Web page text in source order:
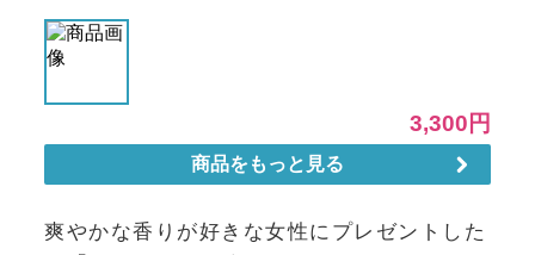
爽やかな香りが好きな女性にプレゼントした